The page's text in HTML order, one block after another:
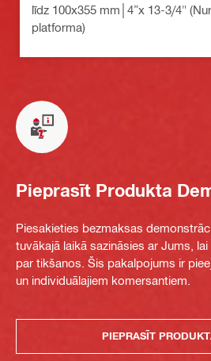
līdz 100x355 mm│4”x 13-3/4"
platforma)
Pieprasīt Produkta
Piesakieties bezmaksas
tuvākajā laikā sazināsies ar Jums,
par tikšanos. Šis pakalpojums ir
un individuālajiem komersantiem.
PIEPRASĪT